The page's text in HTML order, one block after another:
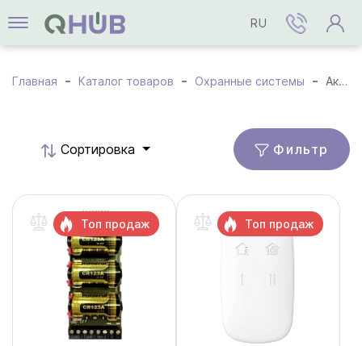
RU
Главная Каталог товаров Охранные системы Аксессуары
Cортировка Фильтр
Топ продаж Топ продаж